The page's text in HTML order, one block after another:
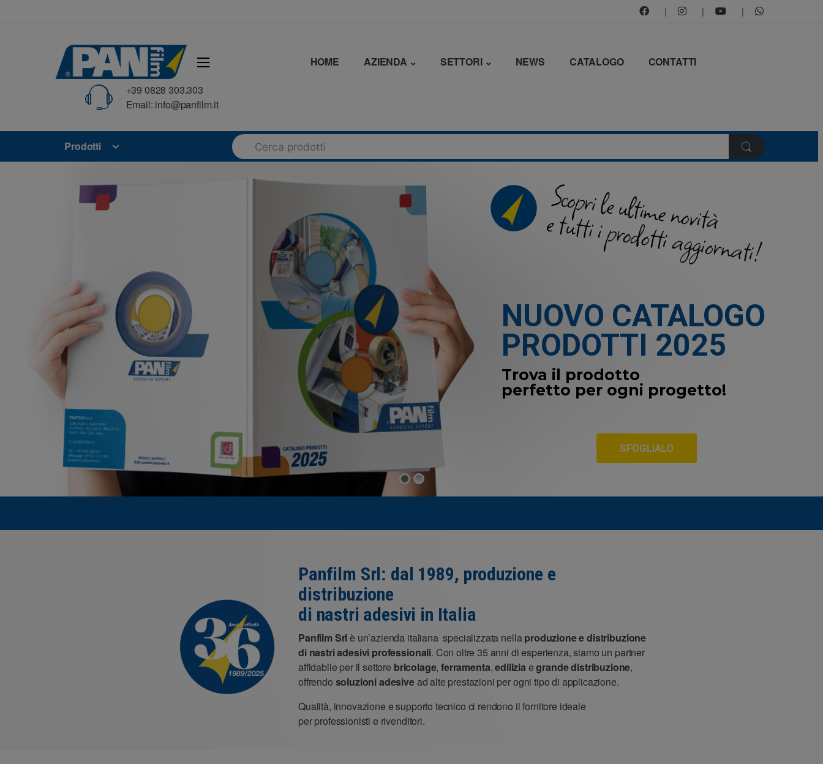
HOME
AZIENDA SETTORI NEWS CATALOGO
CONTATTI
+39 0828 303.303
Email: info@panfilm.it
Prodotti
Search
for:
NUOVO CATALOGO
PRODOTTI 2025
SFOGLIALO
Trova il prodotto
perfetto per ogni progetto!
Panfilm Srl: dal 1989, produzione e
distribuzione
di nastri adesivi in Italia
Panfilm Srlè un’azienda italiana specializzata nellaproduzione e distribuzione
di nastri adesivi professionali. Con oltre 35 anni di esperienza, siamo un partner
affidabile per il settore bricolage,ferramenta,edilizia egrande distribuzione,
offrendo soluzioni adesivead alte prestazioni per ogni tipo di applicazione.
Qualità, innovazione e supporto tecnico ci rendono il fornitore ideale
per professionisti e rivenditori.